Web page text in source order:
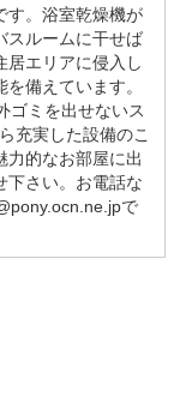
す。浴室乾燥機が
スルームに干せば
居エリアに侵入し
備えています。
ゴミを出せないス
充実した設備のこ
力的なお部屋に出
さい。お電話な
で